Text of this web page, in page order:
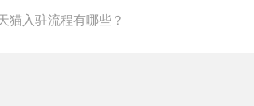
猫入驻流程有哪些？